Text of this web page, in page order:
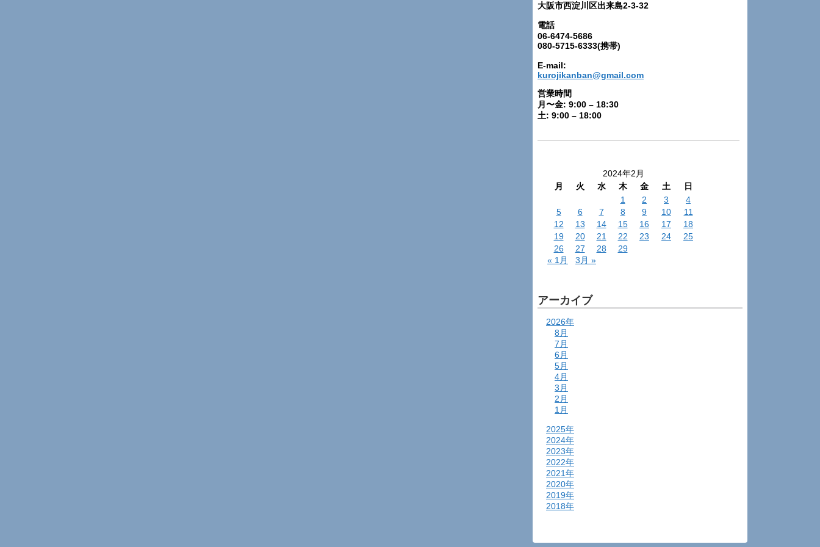
大阪市西淀川区出来島2-3-32
電話
06-6474-5686
080-5715-6333(携帯)
E-mail:
kurojikanban@gmail.com
営業時間
月〜金: 9:00 – 18:30
土: 9:00 – 18:00
2024年2月
月
火 水 木 金 土
日
1
2 3
4
5
6 7 8 9 10
11
12
13 14 15 16 17
18
19
20 21 22 23 24
25
26
27 28
29
« 1月
3月 »
アーカイブ
2026年
8月
7月
6月
5月
4月
3月
2月
1月
2025年
2024年
2023年
2022年
2021年
2020年
2019年
2018年